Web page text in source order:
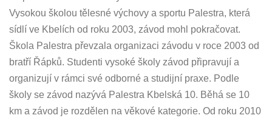
Vysokou školou tělesné výchovy a sportu Palestra, která
sídlí ve Kbelích od roku 2003, závod mohl pokračovat.
Škola Palestra převzala organizaci závodu v roce 2003 od
bratří Řápků. Studenti vysoké školy závod připravují a
organizují v rámci své odborné a studijní praxe. Podle
školy se závod nazývá Palestra Kbelská 10. Běhá se 10
km a závod je rozdělen na věkové kategorie. Od roku 2010